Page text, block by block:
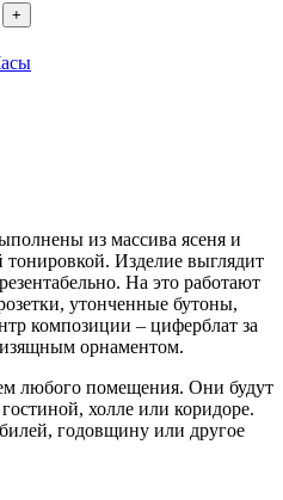
из массива ясеня и
Изделие выглядит
На это работают
утонченные бутоны,
композиции – циферблат за
орнаментом.
любого помещения. Они будут
холле или коридоре.
годовщину или другое